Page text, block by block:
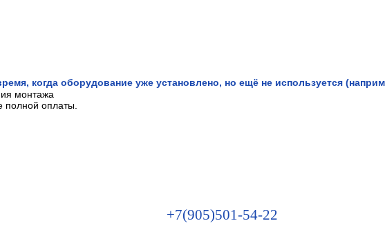
когда оборудование уже установлено, но ещё не используется
монтажа
полной оплаты.
+7(905)501-54-22